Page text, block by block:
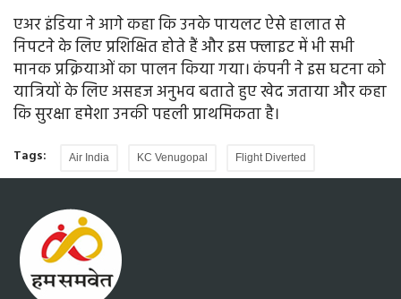
एअर इंडिया ने आगे कहा कि उनके पायलट ऐसे हालात से
निपटने के लिए प्रशिक्षित होते हैं और इस फ्लाइट में भी सभी
मानक प्रक्रियाओं का पालन किया गया। कंपनी ने इस घटना को
यात्रियों के लिए असहज अनुभव बताते हुए खेद जताया और कहा
कि सुरक्षा हमेशा उनकी पहली प्राथमिकता है।
Tags: Air India KC Venugopal Flight Diverted